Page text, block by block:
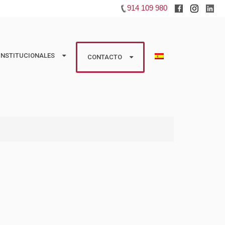
914 109 980
CONTACTO
CONTACTO